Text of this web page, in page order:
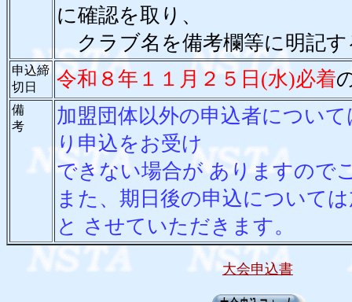
に確認を取り、
クラブ名を備考欄等に明記す
申込締
切日
令和８年１１月２５日(水)必着
備
考
加盟団体以外の申込者につい
り申込をお受け
できない場合が ありますので
また、期日後の申込について
と させていただきます。
大会申込書